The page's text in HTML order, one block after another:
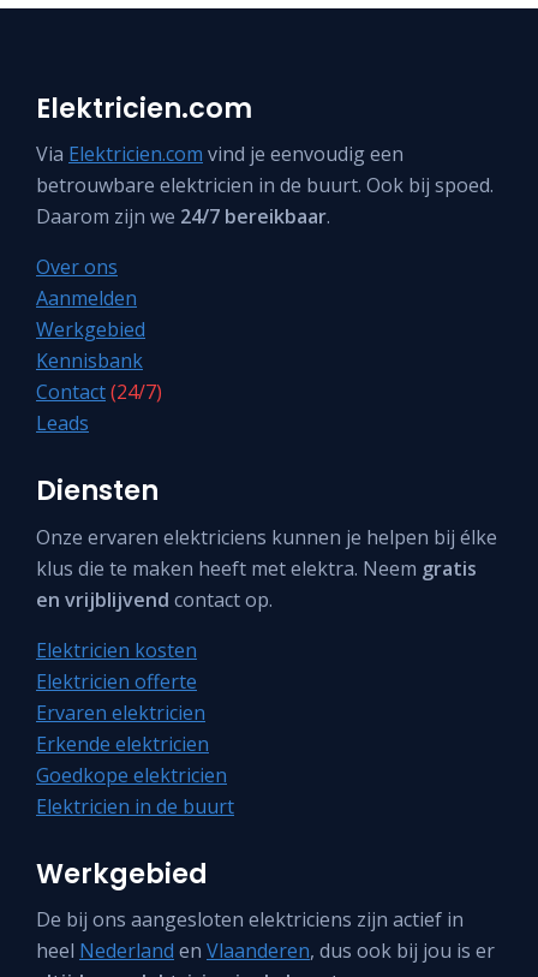
Elektricien.com
Via Elektricien.com vind je eenvoudig een
betrouwbare elektricien in de buurt. Ook bij spoed.
Daarom zijn we 24/7 bereikbaar.
Over ons
Aanmelden
Werkgebied
Kennisbank
Contact(24/7)
Leads
Diensten
Onze ervaren elektriciens kunnen je helpen bij élke
klus die te maken heeft met elektra. Neem gratis
en vrijblijvend contact op.
Elektricien kosten
Elektricien offerte
Ervaren elektricien
Erkende elektricien
Goedkope elektricien
Elektricien in de buurt
Werkgebied
De bij ons aangesloten elektriciens zijn actief in
heel Nederland en Vlaanderen, dus ook bij jou is er